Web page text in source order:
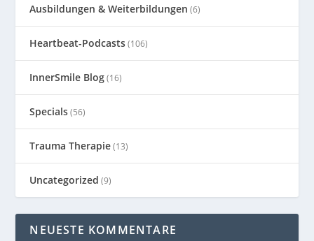
Ausbildungen & Weiterbildungen (6)
Heartbeat-Podcasts(106)
InnerSmile Blog(16)
Specials(56)
Trauma Therapie(13)
Uncategorized (9)
NEUESTE KOMMENTARE